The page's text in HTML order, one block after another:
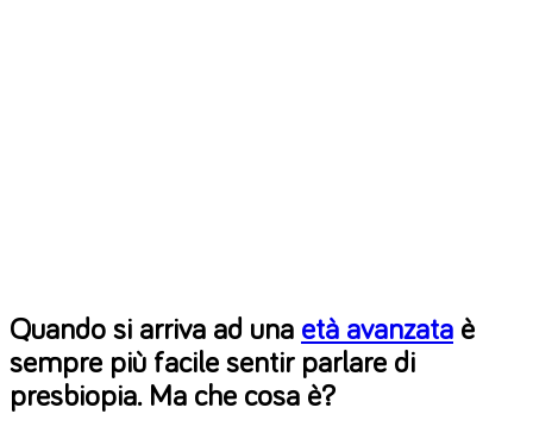
Quando si arriva ad una età avanzata è
sempre più facile sentir parlare di
presbiopia. Ma che cosa è?